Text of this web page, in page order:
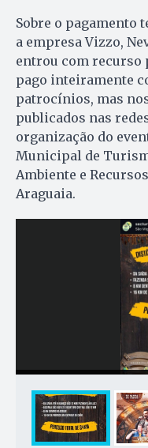
Sobre o pagamento
a empresa Vizzo,
entrou com recurso
pago inteiramente
patrocínios, mas
publicados nas
organização do
Municipal de
Ambiente e
Araguaia.